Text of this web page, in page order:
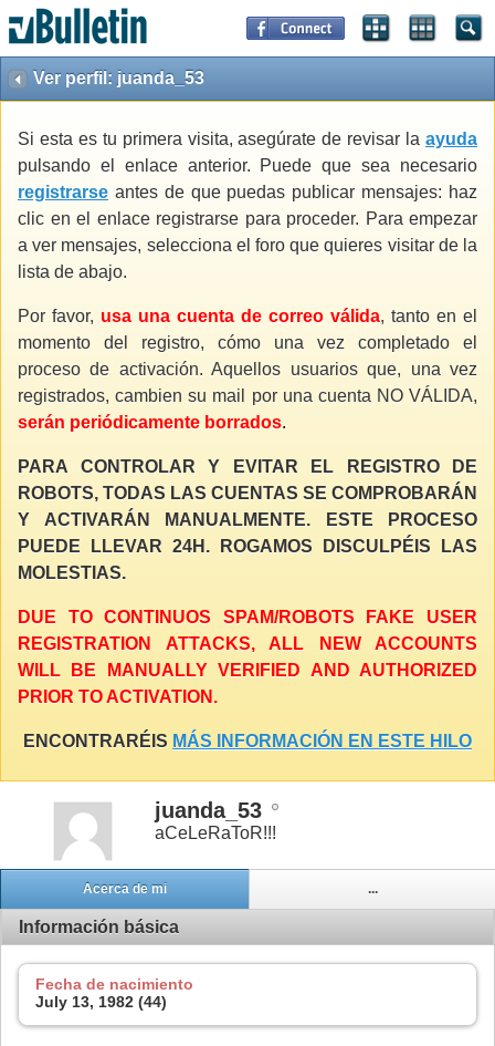
Ver perfil: juanda_53
Si esta es tu primera visita, asegúrate de revisar la ayuda
pulsando el enlace anterior. Puede que sea necesario
registrarse antes de que puedas publicar mensajes: haz
clic en el enlace registrarse para proceder. Para empezar
a ver mensajes, selecciona el foro que quieres visitar de la
lista de abajo.
Por favor, usa una cuenta de correo válida, tanto en el
momento del registro, cómo una vez completado el
proceso de activación. Aquellos usuarios que, una vez
registrados, cambien su mail por una cuenta NO VÁLIDA,
serán periódicamente borrados.
PARA CONTROLAR Y EVITAR EL REGISTRO DE
ROBOTS, TODAS LAS CUENTAS SE COMPROBARÁN
Y ACTIVARÁN MANUALMENTE. ESTE PROCESO
PUEDE LLEVAR 24H. ROGAMOS DISCULPÉIS LAS
MOLESTIAS.
DUE TO CONTINUOS SPAM/ROBOTS FAKE USER
REGISTRATION ATTACKS, ALL NEW ACCOUNTS
WILL BE MANUALLY VERIFIED AND AUTHORIZED
PRIOR TO ACTIVATION.
ENCONTRARÉIS MÁS INFORMACIÓN EN ESTE HILO
juanda_53
aCeLeRaToR!!!
Acerca de mi ...
Información básica
Fecha de nacimiento
July 13, 1982 (44)